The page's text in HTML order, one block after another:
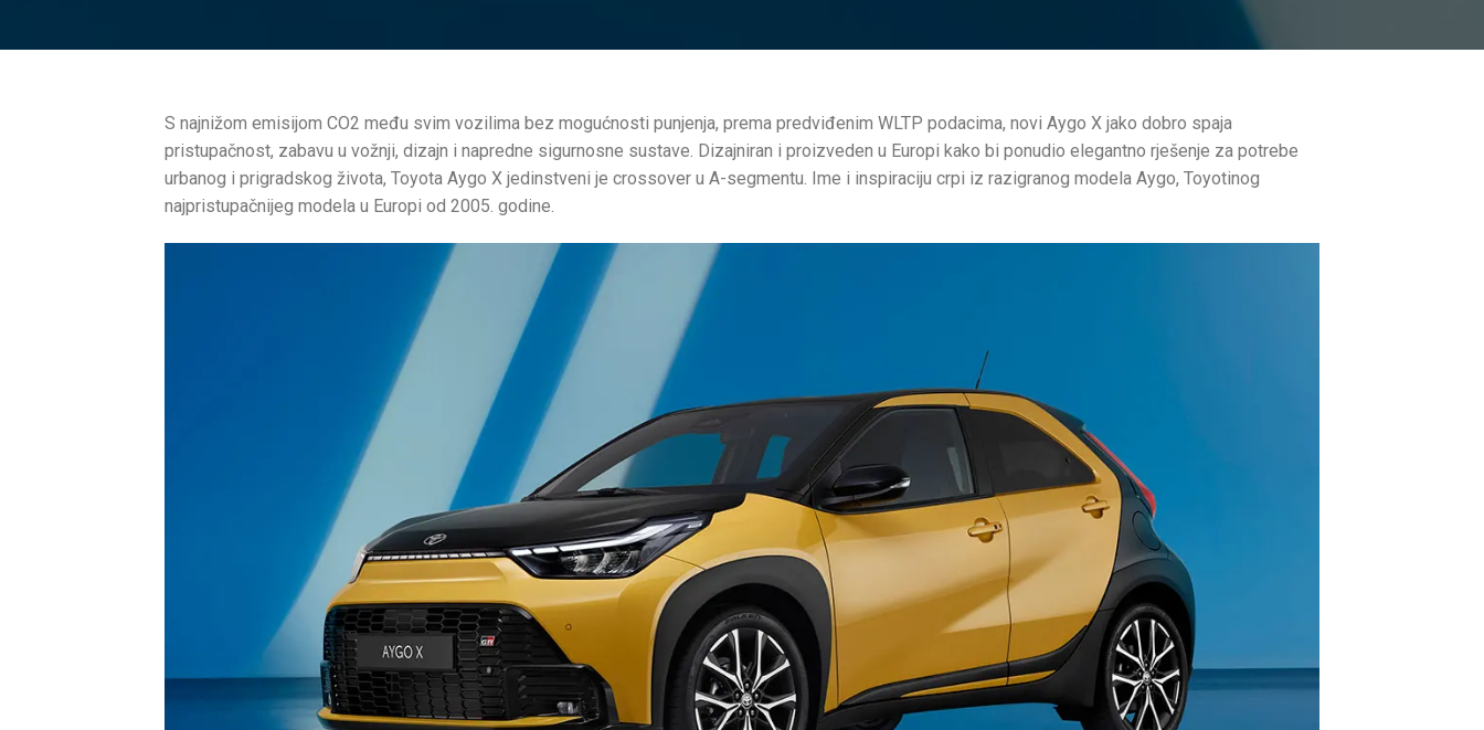
S najnižom emisijom CO2 među svim vozilima bez mogućnosti punjenja, prema predviđenim WLTP podacima, novi Aygo X jako dobro spaja
pristupačnost, zabavu u vožnji, dizajn i napredne sigurnosne sustave. Dizajniran i proizveden u Europi kako bi ponudio elegantno rješenje za potrebe
urbanog i prigradskog života, Toyota Aygo X jedinstveni je crossover u A-segmentu. Ime i inspiraciju crpi iz razigranog modela Aygo, Toyotinog
najpristupačnijeg modela u Europi od 2005. godine.